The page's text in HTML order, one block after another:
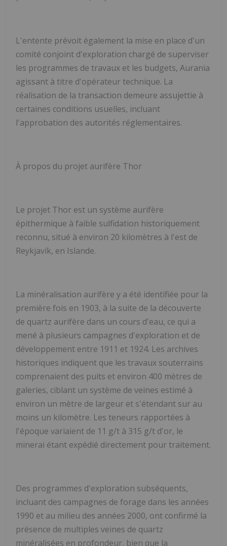
L'entente prévoit également la mise en place d'un
comité conjoint d'exploration chargé de superviser
les programmes de travaux et les budgets, Aurania
agissant à titre d'opérateur technique. La
réalisation de la transaction demeure assujettie à
certaines conditions usuelles, incluant
l'approbation des autorités réglementaires.
À propos du projet aurifère Thor
Le projet Thor est un système aurifère
épithermique à faible sulfidation historiquement
reconnu, situé à environ 20 kilomètres à l'est de
Reykjavík, en Islande.
La minéralisation aurifère y a été identifiée pour la
première fois en 1903, à la suite de la découverte
de quartz aurifère dans un cours d'eau, ce qui a
mené à plusieurs campagnes d'exploration et de
développement entre 1911 et 1924. Les archives
historiques indiquent que les travaux souterrains
comprenaient des puits et environ 400 mètres de
galeries, ciblant un système de veines estimé à
environ un mètre de largeur et s'étendant sur au
moins un kilomètre. Les teneurs rapportées à
l'époque variaient de 11 g/t à 315 g/t d'or, le
minerai étant expédié directement pour traitement.
Des programmes d'exploration subséquents,
incluant des campagnes de forage dans les années
1990 et au milieu des années 2000, ont confirmé la
présence de multiples veines de quartz
minéralisées en profondeur, bien que la